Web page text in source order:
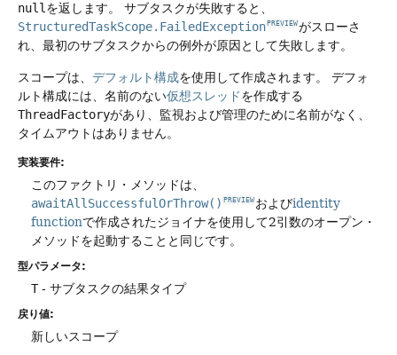
nullを返します。
サブタスクが失敗すると、
StructuredTaskScope.FailedException PREVIEWがスローさ
れ、最初のサブタスクからの例外が原因として失敗します。
スコープは、 デフォルト構成を使用して作成されます。
デフォ
ルト構成には、名前のない仮想スレッドを作成する
ThreadFactoryがあり、監視および管理のために名前がなく、
タイムアウトはありません。
実装要件:
このファクトリ・メソッドは、
awaitAllSuccessfulOrThrow() PREVIEW およびidentity
functionで作成されたジョイナを使用して2引数のオープン・
メソッドを起動することと同じです。
型パラメータ:
T- サブタスクの結果タイプ
戻り値:
新しいスコープ